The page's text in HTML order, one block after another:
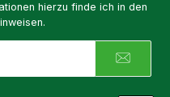
hierzu finde ich in den